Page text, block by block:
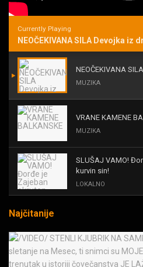
Currently Playing
NEOČEKIVANA SILA Devojka iz
NEOČEKIVANA
MUZIKA
VRANE KAMENE
MUZIKA
SLUŠAJ VAMO!
kurvin sin!
LOKALNO
Black Sabbath for
Najčitanije